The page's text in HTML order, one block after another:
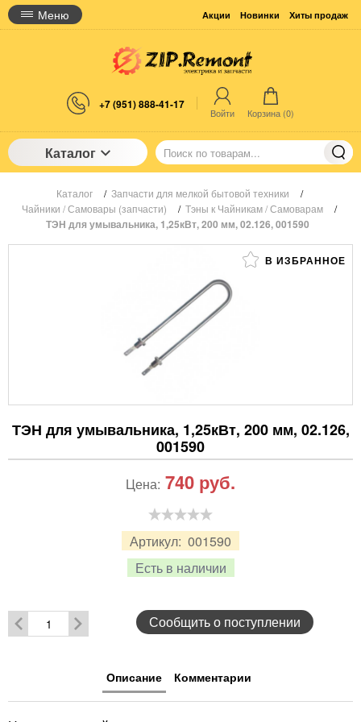
Меню Акции Новинки Хиты продаж
+7 (951) 888-41-17
Войти Корзина (0)
Каталог
Каталог / Запчасти для мелкой бытовой техники
/
Чайники / Самовары (запчасти)
/ Тэны к Чайникам / Самоварам /
ТЭН для умывальника, 1,25кВт, 200 мм, 02.126, 001590
В ИЗБРАННОЕ
ТЭН для умывальника, 1,25кВт, 200 мм, 02.126,
001590
Артикул: 001590
Есть в наличии
Цена: 740 руб.
Сообщить о поступлении
Описание Комментарии